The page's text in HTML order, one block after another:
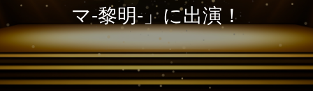
マ-黎明-」に出演！